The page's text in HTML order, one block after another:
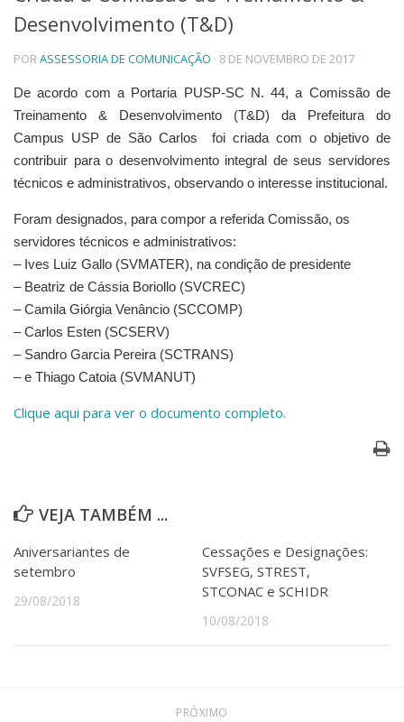
Telefones e Mapas
Pessoas
Ensino
Graduação
Pós-Graduação
Cursos de Extensão
Pesquisa e Inovação
Centros, Núcleos e Projetos em Rede
Pós-doutorado
Iniciação Científica
Transferência de Tecnologia
Empresas Juniores
Extensão à Comunidade
Projetos, Programas e Cursos
Artes, Cultura e Esportes
Museus e Espaços Interativos
Serviços
Outros serviços
Assessorias e Mídias
Jornal da USP
Desenvolvimento (T&D)
PORASSESSORIA DE COMUNICAÇÃO · 8 DE NOVEMBRO DE 2017
De acordo com a Portaria PUSP-SC N. 44, a Comissão de
Treinamento & Desenvolvimento (T&D) da Prefeitura do
Campus USP de São Carlos foi criada com o objetivo de
contribuir para o desenvolvimento integral de seus servidores
técnicos e administrativos, observando o interesse institucional.
Foram designados, para compor a referida Comissão, os
servidores técnicos e administrativos:
– Ives Luiz Gallo (SVMATER), na condição de presidente
– Beatriz de Cássia Boriollo (SVCREC)
– Camila Giórgia Venâncio (SCCOMP)
– Carlos Esten (SCSERV)
– Sandro Garcia Pereira (SCTRANS)
– e Thiago Catoia (SVMANUT)
Clique aqui para ver o documento completo.
VEJA TAMBÉM ...
Aniversariantes de
setembro
29/08/2018
Cessações e Designações:
SVFSEG, STREST,
STCONAC e SCHIDR
10/08/2018
PRÓXIMO